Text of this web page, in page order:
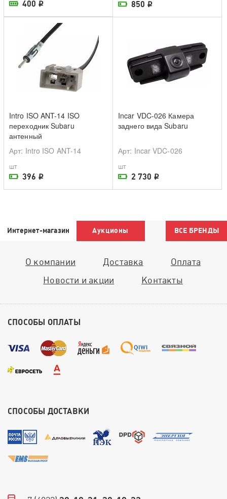
В наличии в магазине
400 i На складе поставщика
850 i
На складе поставщика
Intro ISO ANT-14 ISO
переходник Subaru
антенный
Арт: Intro ISO ANT-14
шт
396 i На складе поставщика
Incar VDC-026 Камера
заднего вида Subaru
Арт: Incar VDC-026
шт
2 730 i
Интернет-магазин Аукционы ВСЕ БРЕНДЫ
О компании Доставка
Оплата
Новости и акции
Контакты
СПОСОБЫ ОПЛАТЫ
СПОСОБЫ ДОСТАВКИ